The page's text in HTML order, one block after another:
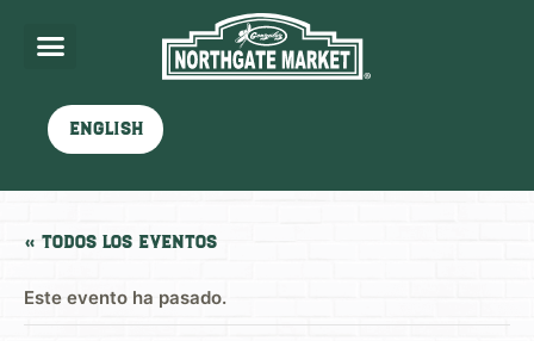
English
« Todos los Eventos
Este evento ha pasado.